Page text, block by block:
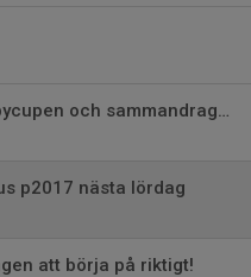
Sista svarsdag för Hagbycupen och sammandraget + info
p2017 nästa lördag
att börja på riktigt!